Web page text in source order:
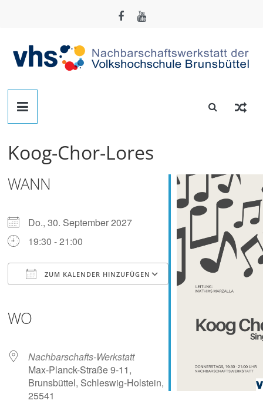
Nachbarschafts-
Werkstatt
Brunsbüttel
Der
zum
Basteln,
Tüfteln,
Digitalisieren
Koog-Chor-Lores
WANN
Do., 30. September 2027
19:30 - 21:00
ZUM KALENDER HINZUFÜGEN
Outlook Live
WO
Nachbarschafts-Werkstatt
Max-Planck-Straße 9-11,
Brunsbüttel, Schleswig-Holstein,
25541